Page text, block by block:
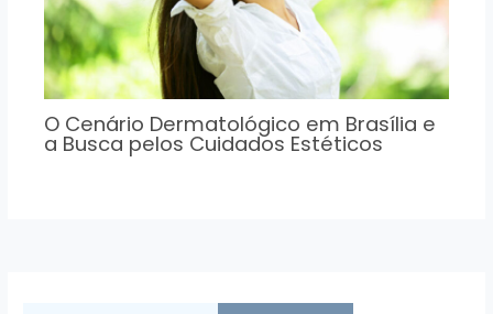
O Cenário Dermatológico em Brasília e
a Busca pelos Cuidados Estéticos